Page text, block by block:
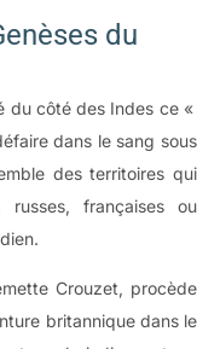
du
du côté des Indes ce «
dans le sang sous
des territoires qui
françaises ou
Crouzet, procède
britannique dans le